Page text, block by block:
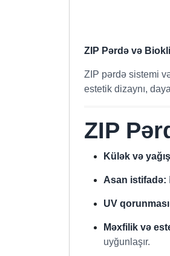
ZIP Pərdə və
ZIP pərdə sistemi
estetik dizaynı,
ZIP
Külək və
Asan istifadə:
UV
Məxfilik və
uyğunlaşır.